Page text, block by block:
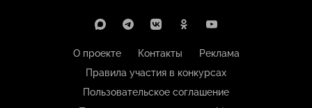
О проекте Контакты
Реклама
Правила участия в конкурсах
Пользовательское соглашение